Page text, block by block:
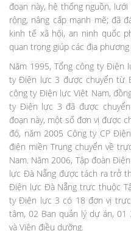
đoạn này, hệ thống nguồn,
rộng, nâng cấp mạnh mẽ; đã
kinh tế xã hội, an ninh quốc
quan trọng giúp các địa
Năm 1995, Tổng công ty Điện
ty Điện lực 3 được chuyển từ
công ty Điện lực Việt Nam,
ty Điện lực 3 đã được
đoạn này, một số đơn vị được
đó, năm 2005 Công ty CP
điện miền Trung chuyển về
Nam. Năm 2006, Tập đoàn
lực Đà Nẵng được tách ra trở
Điện lực Đà Nẵng trực thuộc
ty Điện lực 3 có 18 đơn vị
tâm, 02 Ban quản lý dự án,
và Viện điều dưỡng.